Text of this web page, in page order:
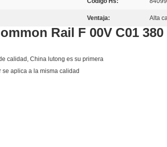
Ventaja: Alta
Rail F 00V C01 380
calidad, China lutong es su primera
aplica a la misma calidad